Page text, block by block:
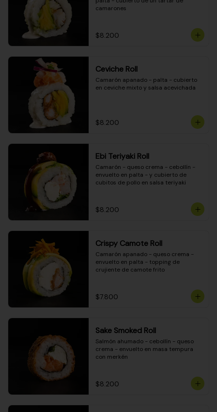
camarones
$8.200
Ceviche Roll
Camarón apanado - palta - cubierto
en ceviche mixto y salsa acevichada
$8.200
Ebi Teriyaki Roll
Camarón - queso crema - cebollín -
envuelto en palta - y cubierto de
cubitos de pollo en salsa teriyaki
$8.200
Crispy Camote Roll
Camarón apanado - queso crema -
envuelto en palta - topping de
crujiente de camote frito
$7.800
Sake Smoked Roll
Salmón ahumado - cebollín - queso
crema - envuelto en masa tempura
con merkén
$8.200